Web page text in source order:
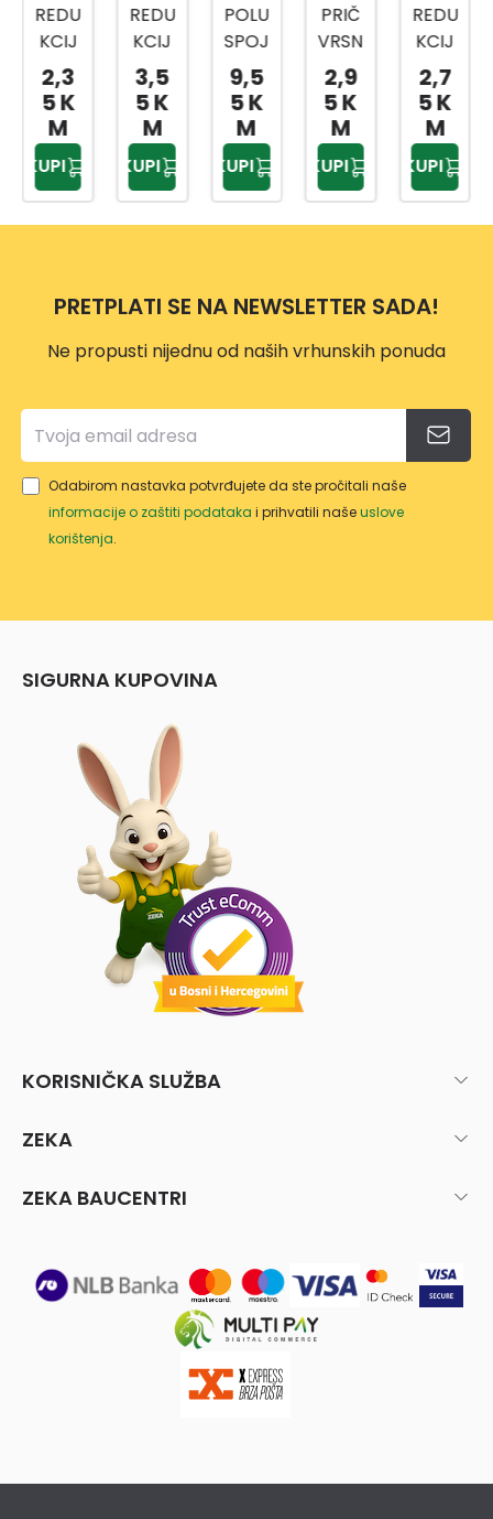
REDU
KCIJ
A
NIKL
OVA
NA
EV30
69
1/2-
2,3
5 K
M
KUPI
REDU
KCIJ
A
NIKL
OVA
NA
EV30
71
3,5
5 K
M
KUPI
POLU
SPOJ
NICA
MESI
NG
SA
HOLE
ND 1
BUG
2
7
9,5
5 K
M
KUPI
PRIČ
VRSN
A
PLOČ
A ZA
BATE
RIJU
EV30
76
2,9
5 K
M
KUPI
REDU
KCIJ
A
NIKL
OVA
NA
EV30
70
1/2-
2,7
5 K
M
KUPI
PRETPLATI SE NA NEWSLETTER SADA!
Ne propusti nijednu od naših vrhunskih ponuda
Odabirom nastavka potvrđujete da ste pročitali naše
informacije o zaštiti podataka i prihvatili našeuslove
korištenja.
SIGURNA KUPOVINA
KORISNIČKA SLUŽBA
ZEKA
ZEKA BAUCENTRI